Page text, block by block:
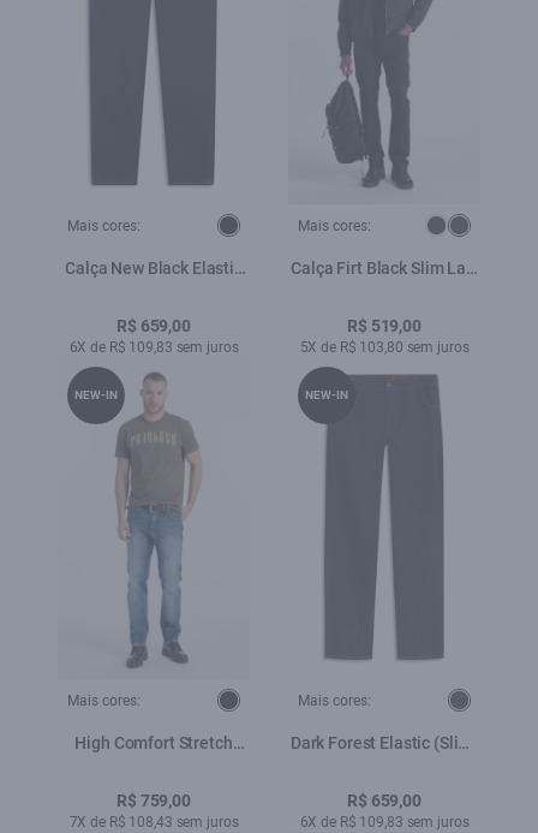
Mais cores:
Calça New Black Elastic
Black C/ Rede
R$ 659,00
6X de R$ 109,83 sem juros
Mais cores:
Calça Firt Black Slim Lav.
R$ 519,00
5X de R$ 103,80 sem juros
Mais cores:
High Comfort Stretch
Lav.Médio C/ Foam
R$ 759,00
7X de R$ 108,43 sem juros
NEW-IN
Mais cores:
Dark Forest Elastic (Slim)
R$ 659,00
6X de R$ 109,83 sem juros
NEW-IN